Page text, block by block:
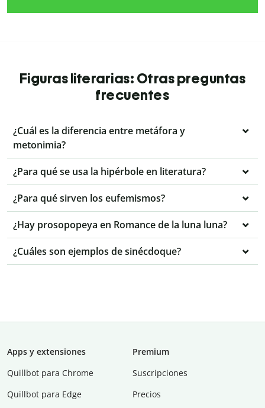
Figuras literarias: Otras preguntas
frecuentes
¿Cuál es la diferencia entre metáfora y
metonimia?
¿Para qué se usa la hipérbole en literatura?
¿Para qué sirven los eufemismos?
¿Hay prosopopeya en Romance de la luna luna?
¿Cuáles son ejemplos de sinécdoque?
Apps y extensiones
Quillbot para Chrome
Quillbot para Edge
Premium
Suscripciones
Precios